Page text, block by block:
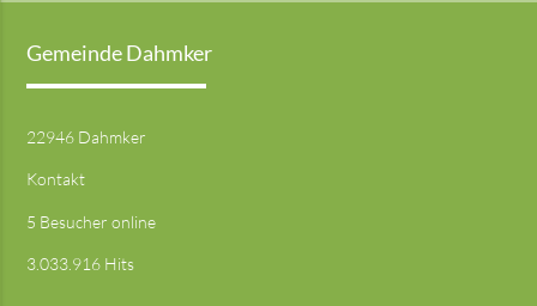
Gemeinde Dahmker
22946 Dahmker
Kontakt
5 Besucher online
3.033.916 Hits